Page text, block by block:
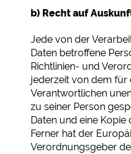
b) Recht auf
Jede von der
Daten betroffene
Richtlinien- und
jederzeit von dem für
Verantwortlichen
zu seiner Person
Daten und eine
Ferner hat der
Verordnungsgeber